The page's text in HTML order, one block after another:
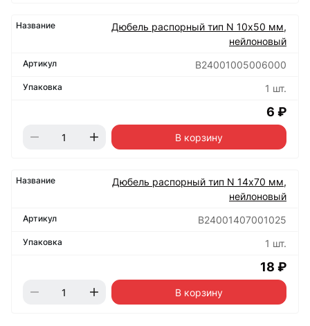
Дюбель распорный тип N 10х50 мм,
нейлоновый
B24001005006000
1 шт.
6 ₽
В корзину
Дюбель распорный тип N 14х70 мм,
нейлоновый
B24001407001025
1 шт.
18 ₽
В корзину